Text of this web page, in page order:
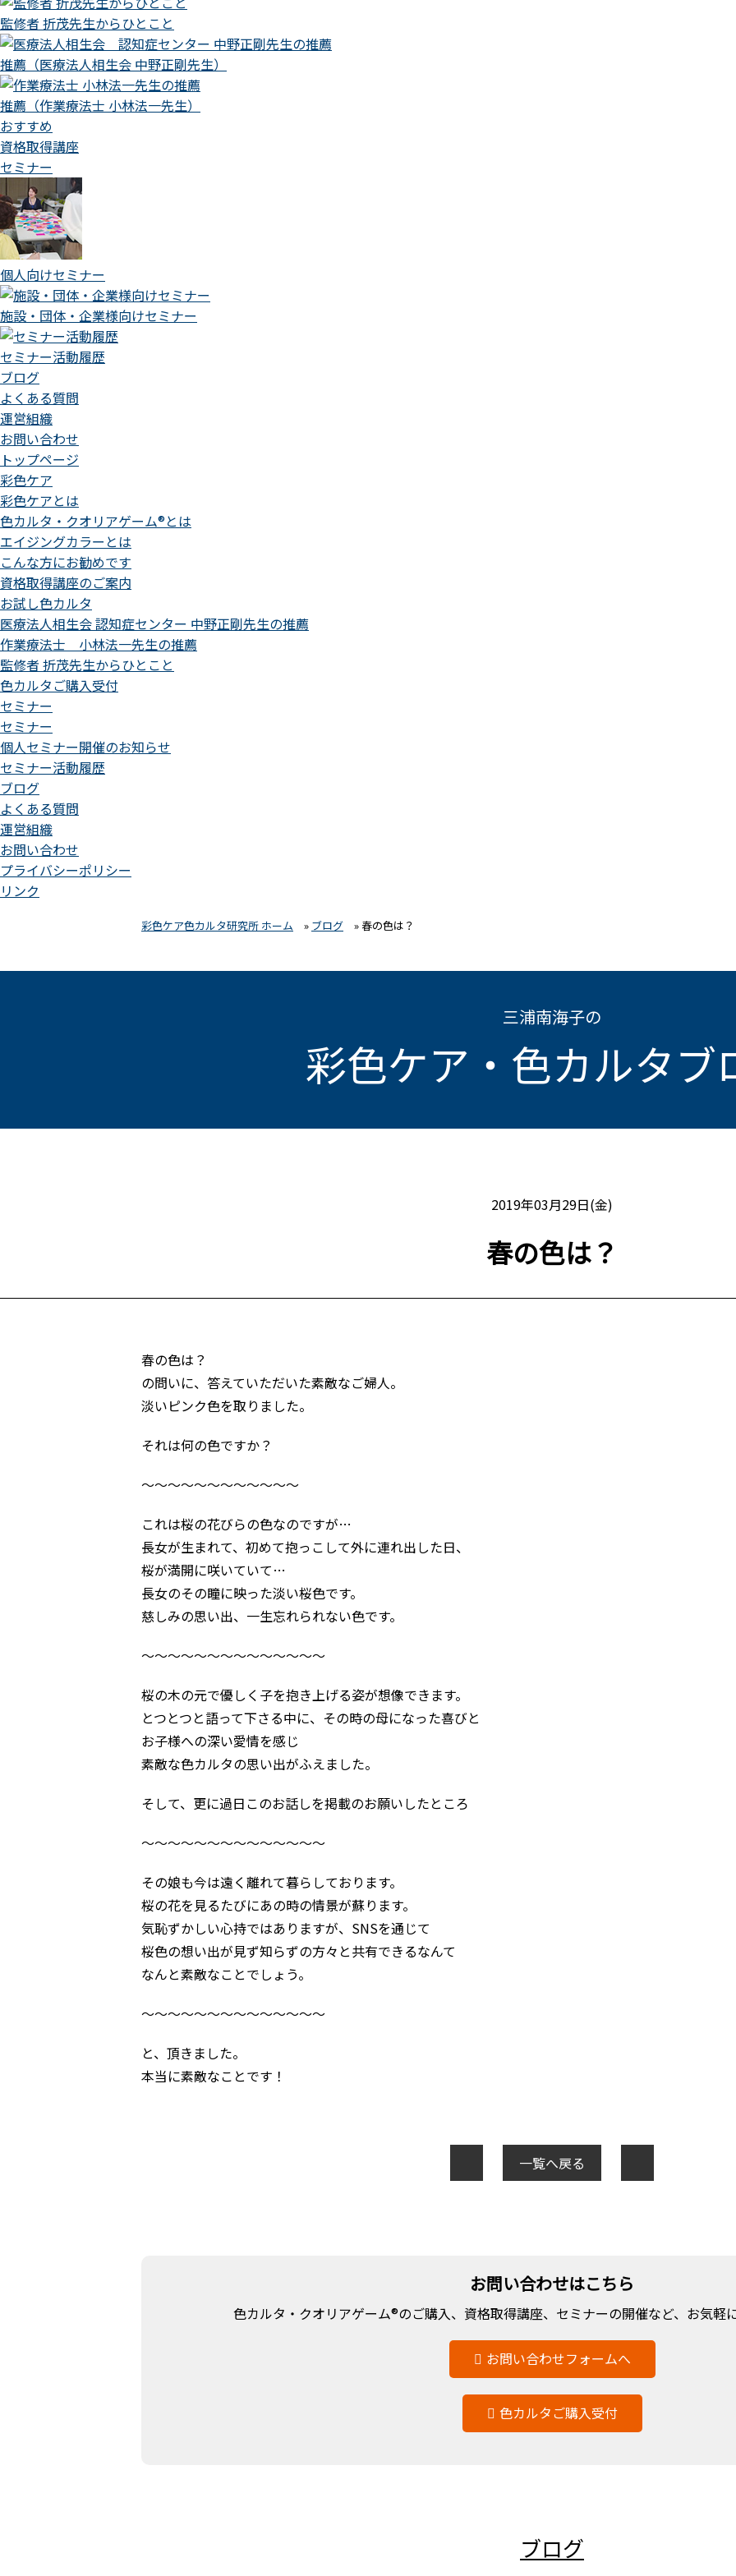
監修者 折茂先生からひとこと
推薦（医療法人相生会 中野正剛先生）
推薦（作業療法士 小林法一先生）
おすすめ
資格取得講座
セミナー
個人向けセミナー
施設・団体・企業様向けセミナー
セミナー活動履歴
ブログ
よくある質問
運営組織
お問い合わせ
トップページ
彩色ケア
彩色ケアとは
色カルタ・クオリアゲーム®とは
エイジングカラーとは
こんな方にお勧めです
資格取得講座のご案内
お試し色カルタ
医療法人相生会 認知症センター 中野正剛先生の推薦
作業療法士 小林法一先生の推薦
監修者 折茂先生からひとこと
色カルタご購入受付
セミナー
セミナー
個人セミナー開催のお知らせ
セミナー活動履歴
ブログ
よくある質問
運営組織
お問い合わせ
プライバシーポリシー
リンク
彩色ケア色カルタ研究所 ホーム » ブログ » 春の色は？
三浦南海子の
彩色ケア・色カルタブ
2019年03月29日(金)
春の色は？
春の色は？
の問いに、答えていただいた素敵なご婦人。
淡いピンク色を取りました。
それは何の色ですか？
～～～～～～～～～～～～
これは桜の花びらの色なのですが…
長女が生まれて、初めて抱っこして外に連れ出した日、
桜が満開に咲いていて…
長女のその瞳に映った淡い桜色です。
慈しみの思い出、一生忘れられない色です。
～～～～～～～～～～～～～～
桜の木の元で優しく子を抱き上げる姿が想像できます。
とつとつと語って下さる中に、その時の母になった喜びと
お子様への深い愛情を感じ
素敵な色カルタの思い出がふえました。
そして、更に過日このお話しを掲載のお願いしたところ
～～～～～～～～～～～～～～
その娘も今は遠く離れて暮らしております。
桜の花を見るたびにあの時の情景が蘇ります。
気恥ずかしい心持ではありますが、SNSを通じて
桜色の想い出が見ず知らずの方々と共有できるなんて
なんと素敵なことでしょう。
～～～～～～～～～～～～～～
と、頂きました。
本当に素敵なことです！
一覧へ戻る
お問い合わせはこちら
色カルタ・クオリアゲーム®のご購入、資格取得講座、セミナーの開催など、お気軽
お問い合わせフォームへ
色カルタご購入受付
ブログ